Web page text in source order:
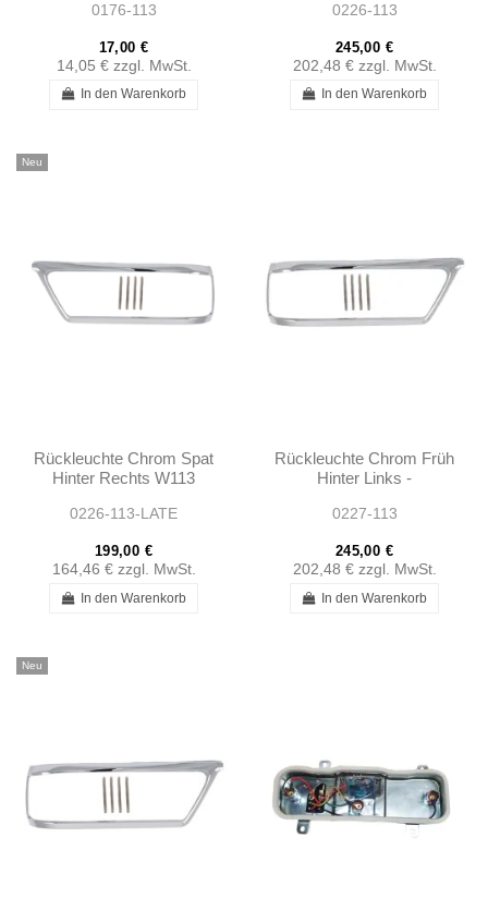
0176-113
17,00 €
14,05 € zzgl. MwSt.
In den Warenkorb
0226-113
245,00 €
202,48 € zzgl. MwSt.
In den Warenkorb
Neu
Rückleuchte Chrom Spat
Hinter Rechts W113
1138260852
0226-113-LATE
199,00 €
164,46 € zzgl. MwSt.
In den Warenkorb
Rückleuchte Chrom Früh
Hinter Links -
0227-113
245,00 €
202,48 € zzgl. MwSt.
In den Warenkorb
Neu